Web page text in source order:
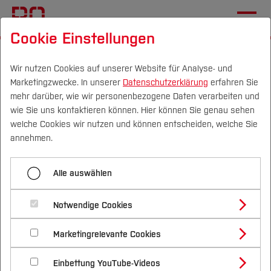
Campus Personen DE|EN Quicklinks
Studium
Studienangebote
Bachelorstudiengänge
Masterstudiengänge
Vor dem Studium
Bewerben & Einschreiben
Bewerbungsportal
Im Studium
Studienbüros und Prüfungen
Nach dem Studium
Forschung & Transfer
Profil
Forschungs- und Transferprofil
Schwerpunkte (FuT)
Beratung & Förderung
Nachhaltigkeit
Nachhaltigkeit studieren
International
Bewerben & Einschreiben
Übersicht Studiengänge
Menü aufklappen
Start
Bewerbungsportal
Unterlagen zur Einschreibung
Studiengänge
Zentralcampus/ CVH WS
2026
Cookie Einstellungen
Wir nutzen Cookies auf unserer Website für Analyse- und
Marketingzwecke. In unserer Datenschutzerklärung erfahren Sie
mehr darüber, wie wir personenbezogene Daten verarbeiten und
wie Sie uns kontaktieren können. Hier können Sie genau sehen
welche Cookies wir nutzen und können entscheiden, welche Sie
annehmen.
Alle auswählen
Notwendige Cookies
Marketingrelevante Cookies
Einbettung YouTube-Videos